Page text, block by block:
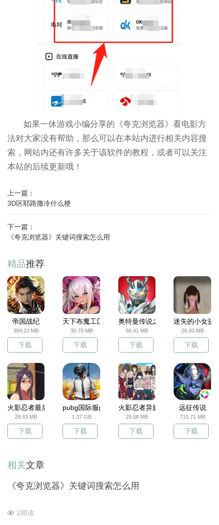
如果一休游戏小编分享的《夸克浏览器》看电影方
法对大家没有帮助，那么可以在本站内进行相关内容搜
索，网站内还有许多关于该软件的教程，或者可以关注
本站的后续更新哦！
上一篇：
3D区耶路撒冷什么梗
下一篇：
《夸克浏览器》关键词搜索怎么用
精品推荐
帝国战纪
384.22 MB
下载
天下布魔工囗服
30.70 MB
下载
奥特曼传说之战
56.41 MB
下载
迷失的小女孩
28.00 MB
下载
火影忍者最后战争
28.43 MB
下载
pubg国际服gm服
1.37 GB
下载
火影忍者异族崛起
29.08 MB
下载
远征传说
715.71 MB
下载
相关文章
《夸克浏览器》关键词搜索怎么用
2阅读